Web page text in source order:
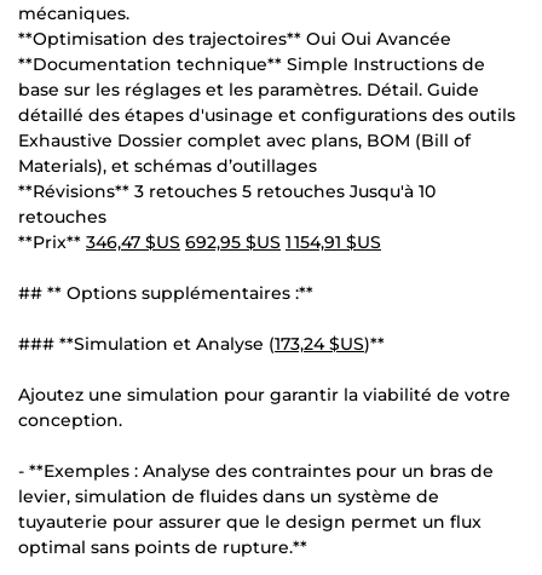
mécaniques.
**Optimisation des trajectoires** Oui Oui Avancée
**Documentation technique** Simple Instructions de
base sur les réglages et les paramètres. Détail. Guide
détaillé des étapes d'usinage et configurations des outils
Exhaustive Dossier complet avec plans, BOM (Bill of
Materials), et schémas d’outillages
**Révisions** 3 retouches 5 retouches Jusqu'à 10
retouches
**Prix** 346,47 $US 692,95 $US 1 154,91 $US
## ** Options supplémentaires :**
### **Simulation et Analyse (173,24 $US)**
Ajoutez une simulation pour garantir la viabilité de votre
conception.
- **Exemples : Analyse des contraintes pour un bras de
levier, simulation de fluides dans un système de
tuyauterie pour assurer que le design permet un flux
optimal sans points de rupture.**